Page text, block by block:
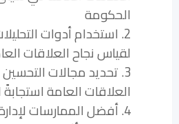
الحكومة
2. استخدام أدوات
لقياس نجاح العلاقات
3. تحديد مجالات
العلاقات العامة استجابةً
4. أفضل الممارسات